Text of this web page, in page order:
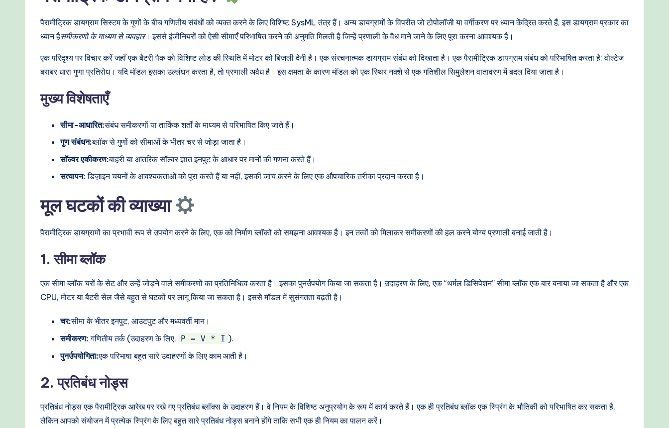
dपैरामीट्रिक डायग्राम सिस्टम के गुणों के बीच गणितीय संबंधों को व्यक्त करने के लिए विशिष्ट SysML तंत्र हैं। अन्य डायग्रामों के विपरीत जो टोपोलॉजी या वर्गीकरण पर ध्यान केंद्रित करते हैं, इस डायग्राम प्रकार का
ध्यान हैसमीकरणों के माध्यम से व्यवहार। इससे इंजीनियरों को ऐसी सीमाएँ परिभाषित करने की अनुमति मिलती है जिन्हें प्रणाली के वैध माने जाने के लिए पूरा करना आवश्यक है।
एक परिदृश्य पर विचार करें जहाँ एक बैटरी पैक को विशिष्ट लोड की स्थिति में मोटर को बिजली देनी है। एक संरचनात्मक डायग्राम संबंध को दिखाता है। एक पैरामीट्रिक डायग्राम संबंध को परिभाषित करता है: वोल्टेज
बराबर धारा गुणा प्रतिरोध। यदि मॉडल इसका उल्लंघन करता है, तो प्रणाली अवैध है। इस क्षमता के कारण मॉडल को एक स्थिर नक्शे से एक गतिशील सिमुलेशन वातावरण में बदल दिया जाता है।
मुख्य विशेषताएँ
सीमा-आधारित:संबंध समीकरणों या तार्किक शर्तों के माध्यम से परिभाषित किए जाते हैं।
गुण संबंधन:ब्लॉक से गुणों को सीमाओं के भीतर चर से जोड़ा जाता है।
सॉल्वर एकीकरण:बाहरी या आंतरिक सॉल्वर ज्ञात इनपुट के आधार पर मानों की गणना करते हैं।
सत्यापन: डिज़ाइन चयनों के आवश्यकताओं को पूरा करते हैं या नहीं, इसकी जांच करने के लिए एक औपचारिक तरीका प्रदान करता है।
मूल घटकों की व्याख्या
पैरामीट्रिक डायग्रामों का प्रभावी रूप से उपयोग करने के लिए, एक को निर्माण ब्लॉकों को समझना आवश्यक है। इन तत्वों को मिलाकर समीकरणों की हल करने योग्य प्रणाली बनाई जाती है।
1. सीमा ब्लॉक
एक सीमा ब्लॉक चरों के सेट और उन्हें जोड़ने वाले समीकरणों का प्रतिनिधित्व करता है। इसका पुनर्उपयोग किया जा सकता है। उदाहरण के लिए, एक “थर्मल डिसिपेशन” सीमा ब्लॉक एक बार बनाया जा सकता है और एक
CPU, मोटर या बैटरी सेल जैसे बहुत से घटकों पर लागू किया जा सकता है। इससे मॉडल में सुसंगतता बढ़ती है।
चर:सीमा के भीतर इनपुट, आउटपुट और मध्यवर्ती मान।
समीकरण: गणितीय तर्क (उदाहरण के लिए, P = V * I ).
पुनर्उपयोगिता:एक परिभाषा बहुत सारे उदाहरणों के लिए काम आती है।
2. प्रतिबंध नोड्स
प्रतिबंध नोड्स एक पैरामीट्रिक आरेख पर रखे गए प्रतिबंध ब्लॉक्स के उदाहरण हैं। वे नियम के विशिष्ट अनुप्रयोग के रूप में कार्य करते हैं। एक ही प्रतिबंध ब्लॉक एक स्प्रिंग के भौतिकी को परिभाषित कर सकता है,
लेकिन आपको संयोजन में प्रत्येक स्प्रिंग के लिए बहुत सारे प्रतिबंध नोड्स बनाने होंगे ताकि सभी एक ही नियम का पालन करें।